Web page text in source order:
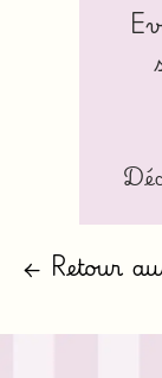
← Retour